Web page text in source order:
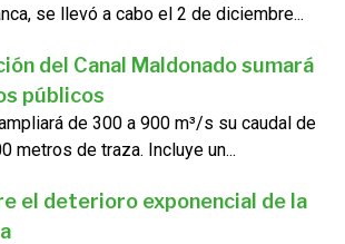
se llevó a cabo el 2 de diciembre...
del Canal Maldonado sumará
públicos
de 300 a 900 m³/s su caudal de
metros de traza. Incluye un...
el deterioro exponencial de la